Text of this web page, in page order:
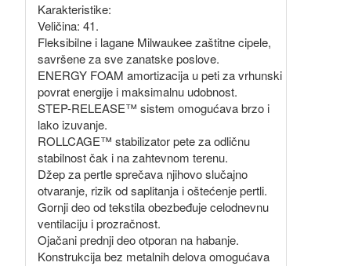
Karakteristike:
Veličina: 41.
Fleksibilne i lagane Milwaukee zaštitne cipele,
savršene za sve zanatske poslove.
ENERGY FOAM amortizacija u peti za vrhunski
povrat energije i maksimalnu udobnost.
STEP-RELEASE™ sistem omogućava brzo i
lako izuvanje.
ROLLCAGE™ stabilizator pete za odličnu
stabilnost čak i na zahtevnom terenu.
Džep za pertle sprečava njihovo slučajno
otvaranje, rizik od saplitanja i oštećenje pertli.
Gornji deo od tekstila obezbeđuje celodnevnu
ventilaciju i prozračnost.
Ojačani prednji deo otporan na habanje.
Konstrukcija bez metalnih delova omogućava